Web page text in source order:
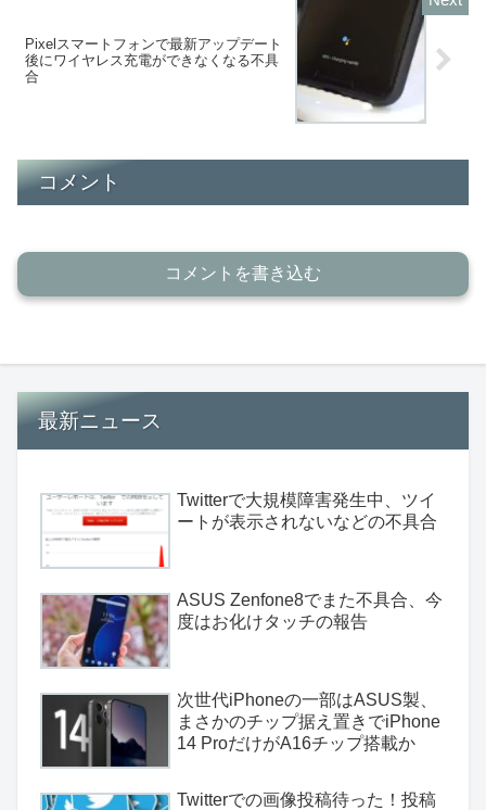
Pixelスマートフォンで最新アップデート
後にワイヤレス充電ができなくなる不具
合
コメント
コメントを書き込む
最新ニュース
Twitterで大規模障害発生中、ツイ
ートが表示されないなどの不具合
ASUS Zenfone8でまた不具合、今
度はお化けタッチの報告
次世代iPhoneの一部はASUS製、
まさかのチップ据え置きでiPhone
14 ProだけがA16チップ搭載か
Twitterでの画像投稿待った！投稿